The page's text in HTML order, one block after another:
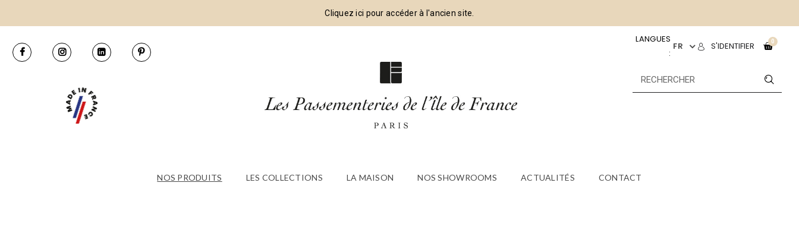
Cliquez ici pour accéder à l'ancien site.
LANGUES
:
FR S'IDENTIFIER
NOS PRODUITS LES COLLECTIONS LA MAISON NOS SHOWROOMS ACTUALITÉS CONTACT